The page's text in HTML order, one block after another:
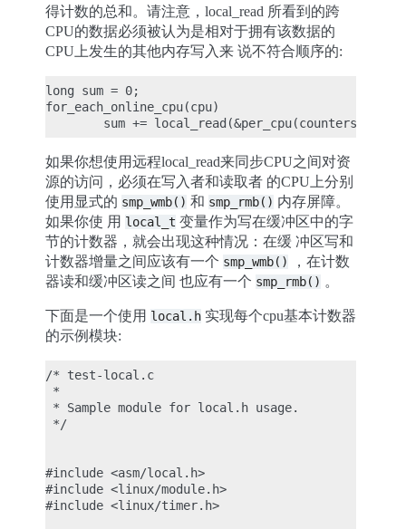
得计数的总和。请注意，local_read 所看到的跨
CPU的数据必须被认为是相对于拥有该数据的
CPU上发生的其他内存写入来 说不符合顺序的:
long sum = 0;
for_each_online_cpu(cpu)
如果你想使用远程local_read来同步CPU之间对资
源的访问，必须在写入者和读取者 的CPU上分别
使用显式的 smp_wmb() 和 smp_rmb() 内存屏障。
如果你使 用 local_t 变量作为写在缓冲区中的字
节的计数器，就会出现这种情况：在缓 冲区写和
计数器增量之间应该有一个 smp_wmb()
，在计数
器读和缓冲区读之间 也应有一个 smp_rmb() 。
下面是一个使用 local.h 实现每个cpu基本计数器
的示例模块:
/* test-local.c
*
* Sample module for local.h usage.
*/
#include <asm/local.h>
#include <linux/module.h>
#include <linux/timer.h>